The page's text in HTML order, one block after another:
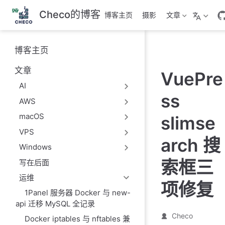
跳
至
主
要
內
容
Checo的博客 博客主页 摄影 文章
博客主页
文章
AI
AWS
macOS
VPS
Windows
写在后面
运维
1Panel 服务器 Docker 与 new-
api 迁移 MySQL 全记录
Docker iptables 与 nftables 兼
VuePre
ss
slimse
arch 搜
索框三
项修复
Checo